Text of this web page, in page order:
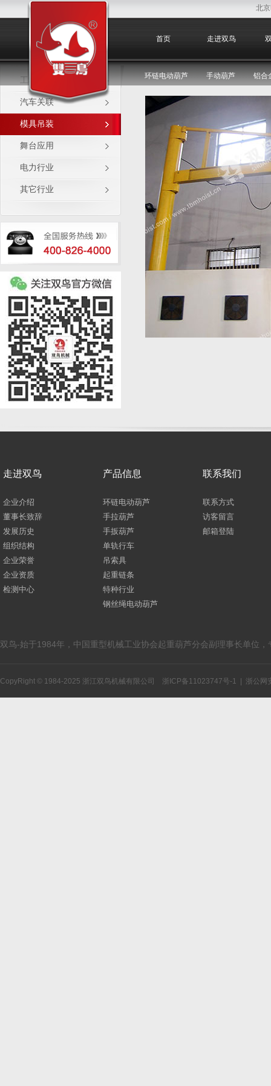
北
首页 走进双鸟
环链电动葫芦 手动葫芦 铝合
模具吊装
工程机械
汽车关联
模具吊装
舞台应用
电力行业
其它行业
走进双鸟
企业介绍
董事长致辞
发展历史
组织结构
企业荣誉
企业资质
检测中心
产品信息
环链电动葫芦
手拉葫芦
手扳葫芦
单轨行车
吊索具
起重链条
特种行业
钢丝绳电动葫芦
联系我们
联系方式
访客留言
邮箱登陆
双鸟-始于1984年，中国重型机械工业协会起重葫芦分会副理事长单位
CopyRight © 1984-2025 浙江双鸟机械有限公司 浙ICP备11023747号-1 浙公网